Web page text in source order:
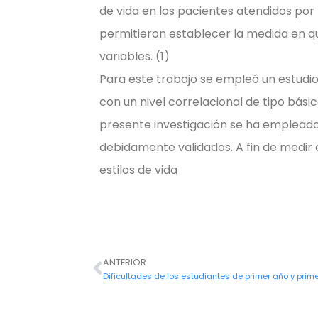
de vida en los pacientes atendidos
permitieron establecer la medida en
variables. (1)
Para este trabajo se empleó un
con un nivel correlacional de tipo
presente investigación se ha
debidamente validados. A fin de
estilos de vida
Ant
ANTERIOR